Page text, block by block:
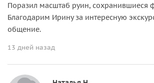
Поразил масштаб руин, сохранившиеся
Благодарим Ирину за интересную
общение.
13 дней назад